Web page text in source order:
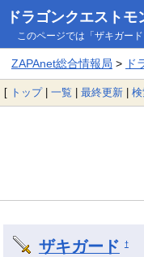
ドラゴンクエスト
このページでは「ザキガー
ZAPAnet総合情報局 > ド
[ トップ| 一覧 | 最終更新 |
ザキガード †